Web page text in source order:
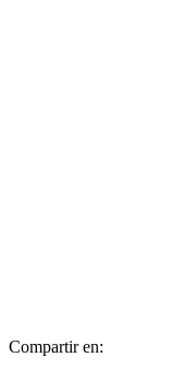
Compartir en: